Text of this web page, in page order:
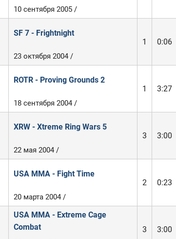
10 сентября 2005 /
SF 7 - Frightnight
1
0:06
23 октября 2004 /
ROTR - Proving Grounds 2
1
3:27
18 сентября 2004 /
XRW - Xtreme Ring Wars 5
3
3:00
22 мая 2004 /
USA MMA - Fight Time
2
0:23
20 марта 2004 /
USA MMA - Extreme Cage
Combat
3 3:00